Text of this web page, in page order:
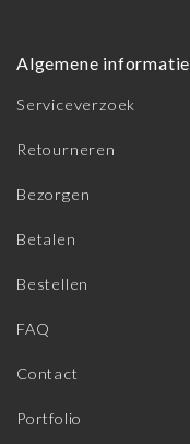
Algemene informatie
Serviceverzoek
Retourneren
Bezorgen
Betalen
Bestellen
FAQ
Contact
Portfolio